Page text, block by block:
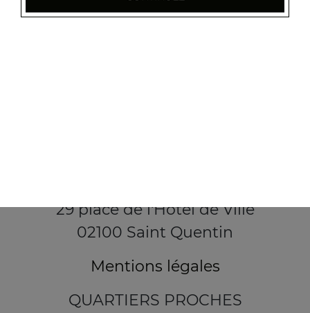
29 place de l'Hôtel de Ville
02100 Saint Quentin
Mentions légales
QUARTIERS PROCHES